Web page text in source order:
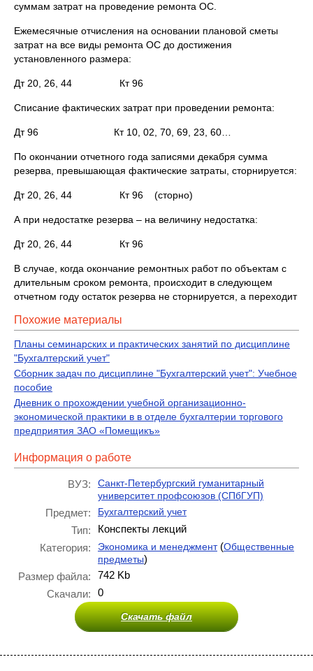
суммам затрат на проведение ремонта ОС.
Ежемесячные отчисления на основании плановой сметы
затрат на все виды ремонта ОС до достижения
установленного размера:
Дт 20, 26, 44 Кт 96
Списание фактических затрат при проведении ремонта:
Дт 96 Кт 10, 02, 70, 69, 23, 60…
По окончании отчетного года записями декабря сумма
резерва, превышающая фактические затраты, сторнируется:
Дт 20, 26, 44 Кт 96 (сторно)
А при недостатке резерва – на величину недостатка:
Дт 20, 26, 44 Кт 96
В случае, когда окончание ремонтных работ по объектам с
длительным сроком ремонта, происходит в следующем
отчетном году остаток резерва не сторнируется, а переходит
Похожие материалы
Планы семинарских и практических занятий по дисциплине
"Бухгалтерский учет"
Сборник задач по дисциплине "Бухгалтерский учет": Учебное
пособие
Дневник о прохождении учебной организационно-
экономической практики в в отделе бухгалтерии торгового
предприятия ЗАО «Помещикъ»
Информация о работе
ВУЗ:
Санкт-Петербургский гуманитарный
университет профсоюзов (СПбГУП)
Предмет: Бухгалтерский учет
Тип:
Конспекты лекций
Категория:
Экономика и менеджмент(Общественные
предметы)
Размер файла:
742 Kb
Скачали:
0
Скачать файл